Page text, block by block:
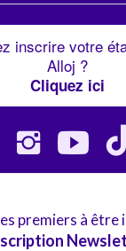
inscrire votre
Alloj ?
Cliquez ici
premiers à être